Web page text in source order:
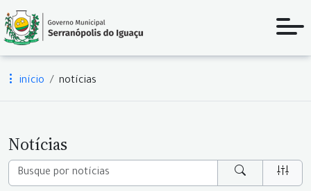
início notícias
Notícias